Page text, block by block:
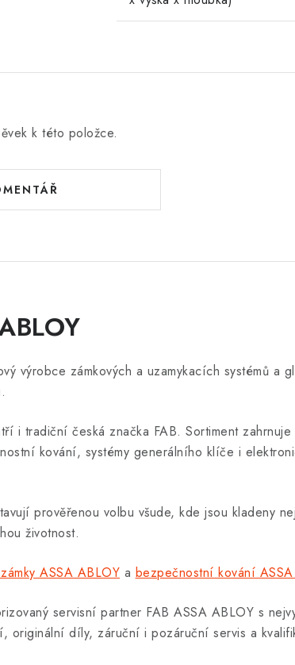
k této položce.
výrobce zámkových a uzamykacích systémů a
i tradiční česká značka FAB. Sortiment
kování, systémy generálního klíče i
prověřenou volbu všude, kde jsou kladeny
životnost.
ASSA ABLOY a bezpečnostní kování
servisní partner FAB ASSA ABLOY s
originální díly, záruční i pozáruční servis a